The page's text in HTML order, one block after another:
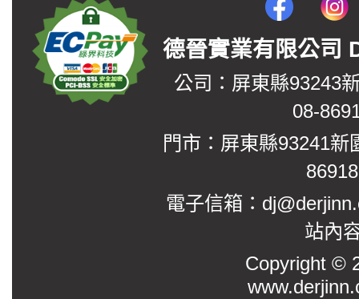
德晉實業有限公
公司：屏東縣93243
08-
門市：屏東縣93241
電子信箱：
站內
Copyright ©